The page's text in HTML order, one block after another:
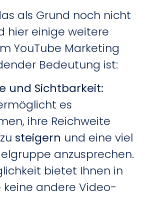
als Grund noch nicht
hier einige weitere
YouTube Marketing
Bedeutung ist:
und Sichtbarkeit:
es
ihre Reichweite
steigern und eine viel
anzusprechen.
bietet Ihnen in
keine andere Video-